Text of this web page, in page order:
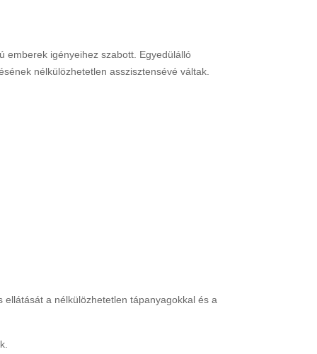
emberek igényeihez szabott. Egyedülálló
nélkülözhetetlen asszisztensévé váltak.
a nélkülözhetetlen tápanyagokkal és a